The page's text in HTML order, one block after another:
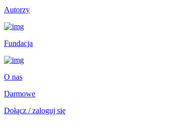
Autorzy
Fundacja
O nas
Darmowe
Dołącz / zaloguj się